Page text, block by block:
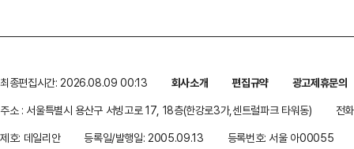
최종편집시간: 2026.08.09 00:13 회사소개 편집규약
광고제휴문의
주소 : 서울특별시 용산구 서빙고로 17, 18층(한강로3가,센트럴파크 타워동)
전
제호: 데일리안
등록일/발행일: 2005.09.13 등록번호: 서울 아00055